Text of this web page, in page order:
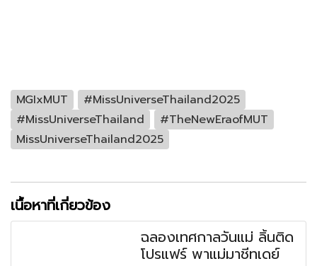
MGIxMUT
#MissUniverseThailand2025
#MissUniverseThailand
#TheNewEraofMUT
MissUniverseThailand2025
เนื้อหาที่เกี่ยวข้อง
ฉลองเทศกาลวันแม่ ลิ้นติด
โปรแฟร์ พาแม่มาชีทเดย์